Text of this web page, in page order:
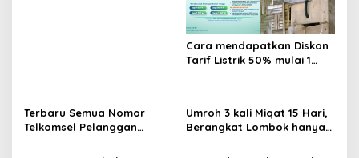
Cara mendapatkan Diskon
Tarif Listrik 50% mulai 1
Terbaru Semua Nomor
Telkomsel Pelanggan
dengan paket internet
Umroh 3 kali Miqat 15 Hari,
Berangkat Lombok hanya